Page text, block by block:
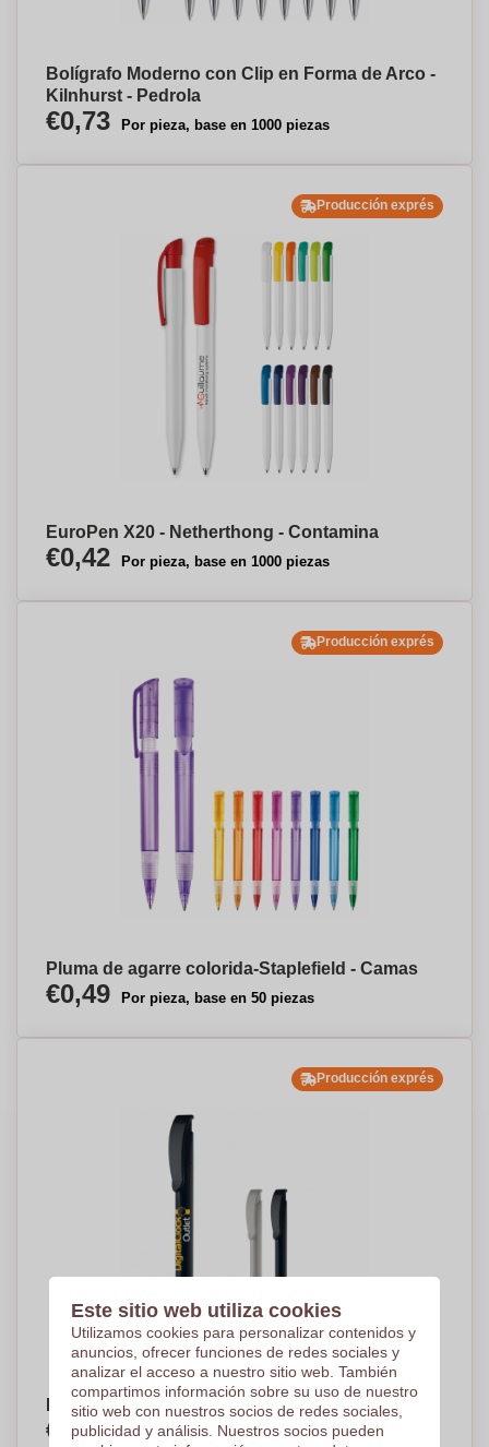
Bolígrafo Moderno con Clip en Forma de Arco -
Kilnhurst - Pedrola
€0,73 Por pieza, base en 1000 piezas
Producción exprés
EuroPen X20 - Netherthong - Contamina
€0,42 Por pieza, base en 1000 piezas
Producción exprés
Pluma de agarre colorida-Staplefield - Camas
€0,49 Por pieza, base en 50 piezas
Producción exprés
Bolígrafo Jumbo EcoWrite - Eynsford - Borja
€0,71 Por pieza, base en 50 piezas
Este sitio web utiliza cookies
Utilizamos cookies para personalizar contenidos y
anuncios, ofrecer funciones de redes sociales y
analizar el acceso a nuestro sitio web. También
compartimos información sobre su uso de nuestro
sitio web con nuestros socios de redes sociales,
publicidad y análisis. Nuestros socios pueden